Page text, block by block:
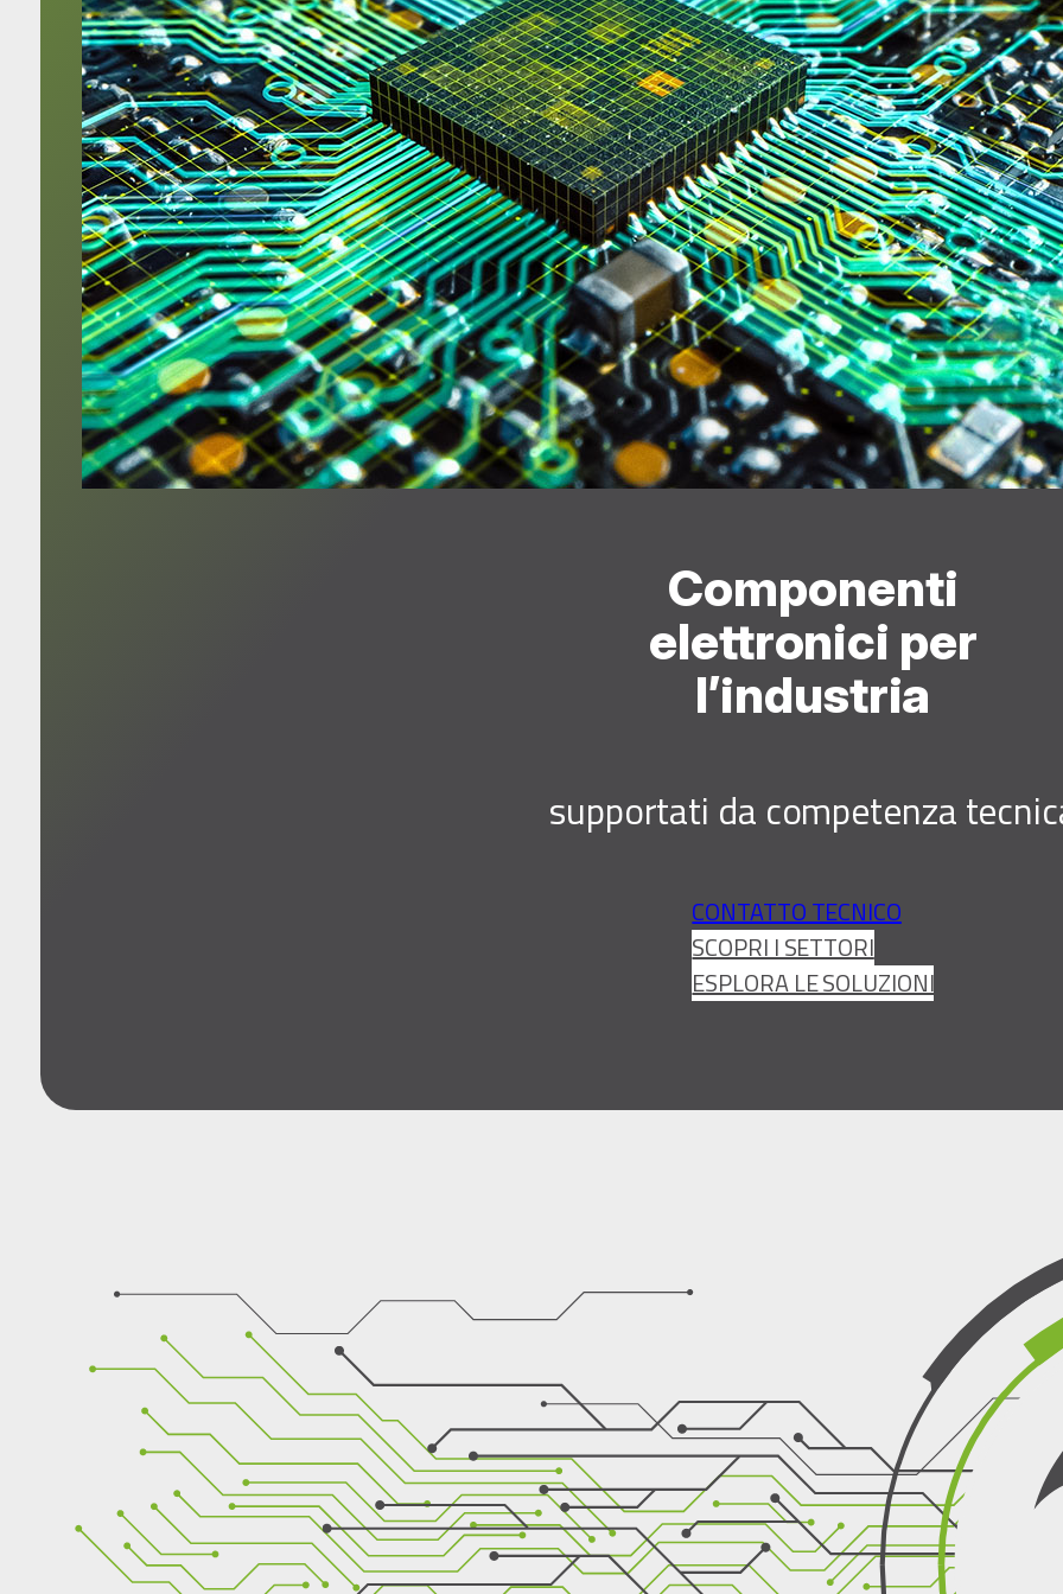
Componenti
elettronici per
l’industria
supportati da competenza
CONTATTO TECNICO
SCOPRI I SETTORI
ESPLORA LE SOLUZIONI